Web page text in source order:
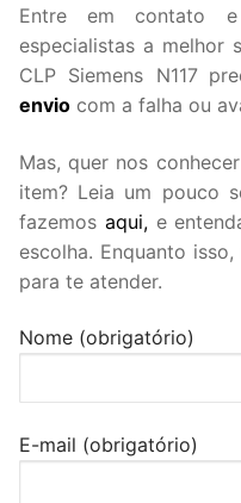
Entre em contato e
especialistas a melhor
CLP Siemens N117
envio com a falha ou
Mas, quer nos
item? Leia um pouco
fazemos aqui,e
escolha. Enquanto
para te atender.
Nome (obrigatório)
E-mail (obrigatório)